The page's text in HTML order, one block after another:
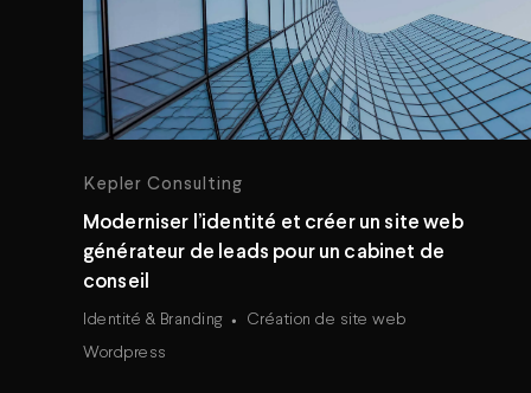
Kepler Consulting
Moderniser l’identité et créer un site web
générateur de leads pour un cabinet de
conseil
Identité & Branding
Création de site web
Wordpress